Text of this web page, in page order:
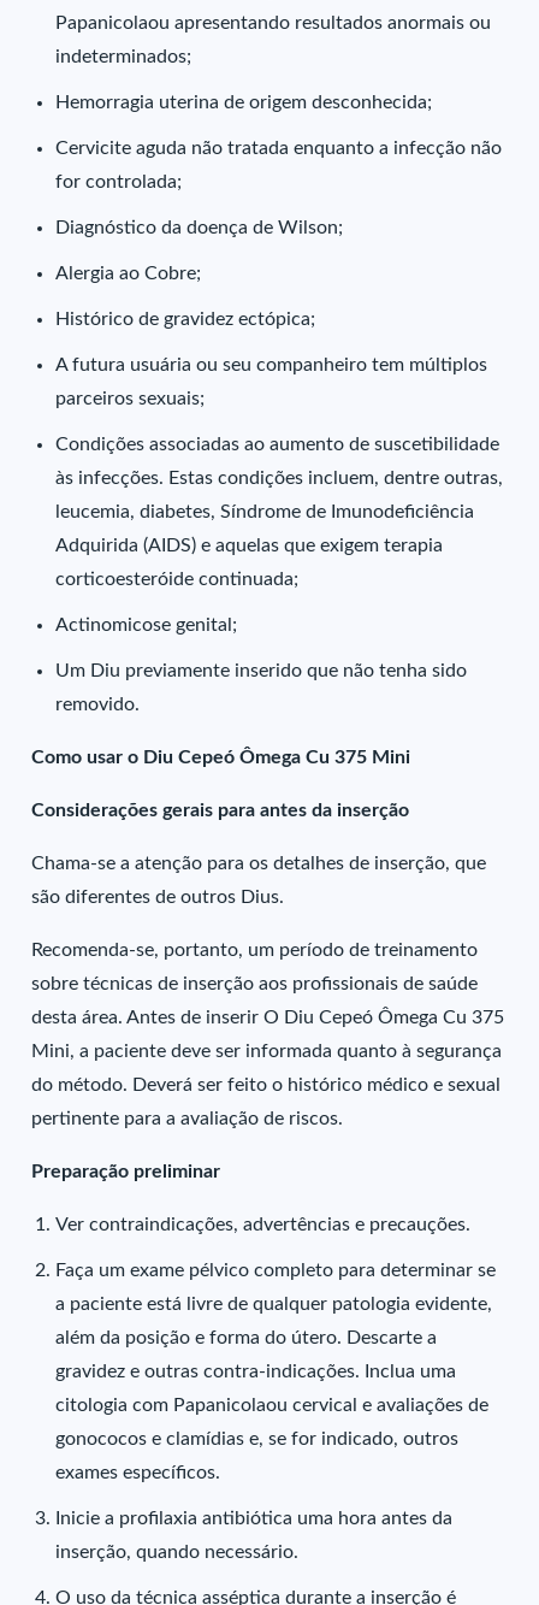
Papanicolaou apresentando resultados anormais ou
indeterminados;
Hemorragia uterina de origem desconhecida;
Cervicite aguda não tratada enquanto a infecção não
for controlada;
Diagnóstico da doença de Wilson;
Alergia ao Cobre;
Histórico de gravidez ectópica;
A futura usuária ou seu companheiro tem múltiplos
parceiros sexuais;
Condições associadas ao aumento de suscetibilidade
às infecções. Estas condições incluem, dentre outras,
leucemia, diabetes, Síndrome de Imunodeficiência
Adquirida (AIDS) e aquelas que exigem terapia
corticoesteróide continuada;
Actinomicose genital;
Um Diu previamente inserido que não tenha sido
removido.
Como usar o Diu Cepeó Ômega Cu 375 Mini
Considerações gerais para antes da inserção
Chama-se a atenção para os detalhes de inserção, que
são diferentes de outros Dius.
Recomenda-se, portanto, um período de treinamento
sobre técnicas de inserção aos profissionais de saúde
desta área. Antes de inserir O Diu Cepeó Ômega Cu 375
Mini, a paciente deve ser informada quanto à segurança
do método. Deverá ser feito o histórico médico e sexual
pertinente para a avaliação de riscos.
Preparação preliminar
Ver contraindicações, advertências e precauções.
Faça um exame pélvico completo para determinar se
a paciente está livre de qualquer patologia evidente,
além da posição e forma do útero. Descarte a
gravidez e outras contra-indicações. Inclua uma
citologia com Papanicolaou cervical e avaliações de
gonococos e clamídias e, se for indicado, outros
exames específicos.
Inicie a profilaxia antibiótica uma hora antes da
inserção, quando necessário.
O uso da técnica asséptica durante a inserção é